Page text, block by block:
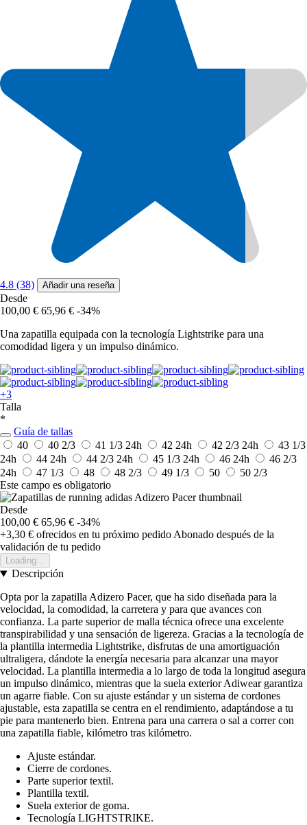
4.8 (38) Añadir una reseña
Desde
100,00 € 65,96 € -34%
Una zapatilla equipada con la tecnología Lightstrike para una
comodidad ligera y un impulso dinámico.
+3
Talla
*
Guía de tallas
40
40 2/3 41 1/3 24h 42 24h 42 2/3 24h
43 1/3
24h
44 24h 44 2/3 24h 45 1/3 24h 46 24h
46 2/3
24h
47 1/3 48 48 2/3 49 1/3 50
50 2/3
Este campo es obligatorio
Desde
100,00 € 65,96 € -34%
+3,30 € ofrecidos en tu próximo pedido Abonado después de la
validación de tu pedido
Loading...
Descripción
Opta por la zapatilla Adizero Pacer, que ha sido diseñada para la
velocidad, la comodidad, la carretera y para que avances con
confianza. La parte superior de malla técnica ofrece una excelente
transpirabilidad y una sensación de ligereza. Gracias a la tecnología de
la plantilla intermedia Lightstrike, disfrutas de una amortiguación
ultraligera, dándote la energía necesaria para alcanzar una mayor
velocidad. La plantilla intermedia a lo largo de toda la longitud asegura
un impulso dinámico, mientras que la suela exterior Adiwear garantiza
un agarre fiable. Con su ajuste estándar y un sistema de cordones
ajustable, esta zapatilla se centra en el rendimiento, adaptándose a tu
pie para mantenerlo bien. Entrena para una carrera o sal a correr con
una zapatilla fiable, kilómetro tras kilómetro.
Ajuste estándar.
Cierre de cordones.
Parte superior textil.
Plantilla textil.
Suela exterior de goma.
Tecnología LIGHTSTRIKE.